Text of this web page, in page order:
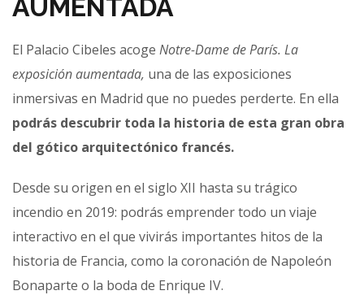
AUMENTADA
El Palacio Cibeles acoge Notre-Dame de París. La
exposición aumentada, una de las exposiciones
inmersivas en Madrid que no puedes perderte. En ella
podrás descubrir toda la historia de esta gran obra
del gótico arquitectónico francés.
Desde su origen en el siglo XII hasta su trágico
incendio en 2019: podrás emprender todo un viaje
interactivo en el que vivirás importantes hitos de la
historia de Francia, como la coronación de Napoleón
Bonaparte o la boda de Enrique IV.